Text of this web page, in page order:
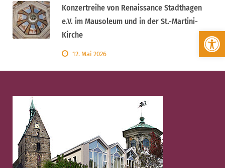
Werkzeugleiste öffnen
Konzertreihe von Renaissance Stadthagen
e.V. im Mausoleum und in der St.-Martini-
Kirche
12. Mai 2026